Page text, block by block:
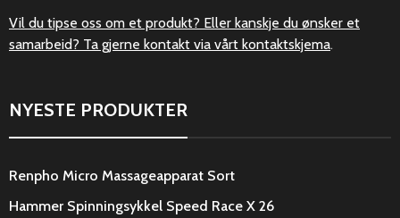
Vil du tipse oss om et produkt? Eller kanskje du ønsker et
samarbeid? Ta gjerne kontakt via vårt kontaktskjema.
NYESTE PRODUKTER
Renpho Micro Massageapparat Sort
Hammer Spinningsykkel Speed Race X 26